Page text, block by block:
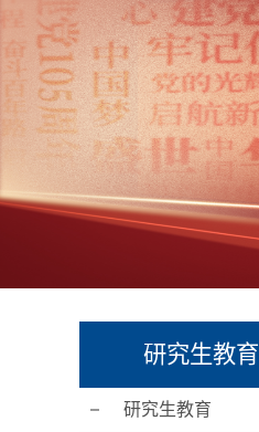
研究生教育
研究生教育